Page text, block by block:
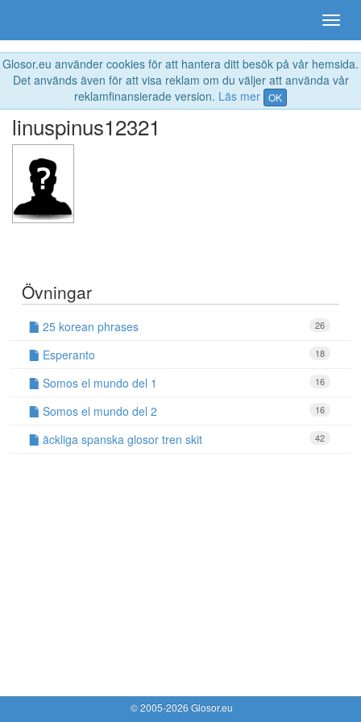
Glosor.eu använder cookies för att hantera ditt besök på vår hemsida.
Det används även för att visa reklam om du väljer att använda vår
reklamfinansierade version. Läs mer OK
linuspinus12321
Övningar
26
25 korean phrases
18
Esperanto
16
Somos el mundo del 1
16
Somos el mundo del 2
42
äckliga spanska glosor tren skit
© 2005-2026 Glosor.eu